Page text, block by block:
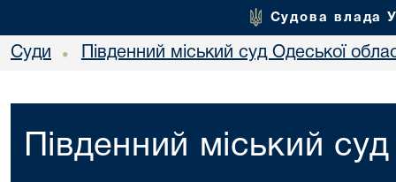
Судова влада
Суди • Південний міський суд Одеської
Південний міський